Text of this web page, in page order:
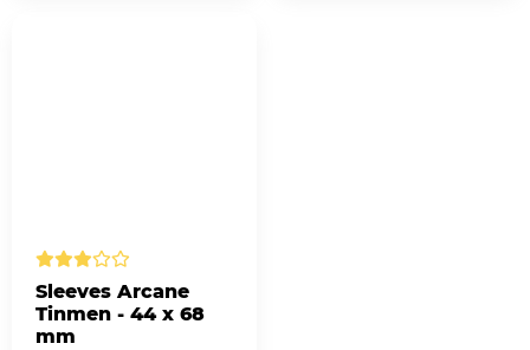
Sleeves Arcane
Tinmen - 44 x 68
mm